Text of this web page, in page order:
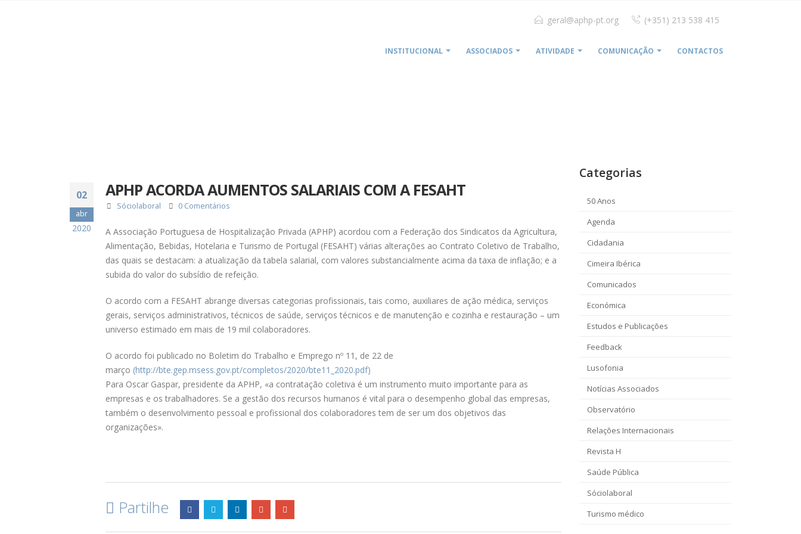
geral@aphp-pt.org (+351) 213 538 415
INSTITUCIONAL ASSOCIADOS ATIVIDADE COMUNICAÇÃO CONTACTOS
02
abr
2020
APHP ACORDA AUMENTOS SALARIAIS COM A FESAHT
Sóciolaboral 0 Comentários
A Associação Portuguesa de Hospitalização Privada (APHP) acordou com a Federação dos Sindicatos da Agricultura,
Alimentação, Bebidas, Hotelaria e Turismo de Portugal (FESAHT) várias alterações ao Contrato Coletivo de Trabalho,
das quais se destacam: a atualização da tabela salarial, com valores substancialmente acima da taxa de inflação; e a
subida do valor do subsídio de refeição.
O acordo com a FESAHT abrange diversas categorias profissionais, tais como, auxiliares de ação médica, serviços
gerais, serviços administrativos, técnicos de saúde, serviços técnicos e de manutenção e cozinha e restauração – um
universo estimado em mais de 19 mil colaboradores.
O acordo foi publicado no Boletim do Trabalho e Emprego nº 11, de 22 de
março (http://bte.gep.msess.gov.pt/completos/2020/bte11_2020.pdf)
Para Oscar Gaspar, presidente da APHP, «a contratação coletiva é um instrumento muito importante para as
empresas e os trabalhadores. Se a gestão dos recursos humanos é vital para o desempenho global das empresas,
também o desenvolvimento pessoal e profissional dos colaboradores tem de ser um dos objetivos das
organizações».
Partilhe
Categorias
50 Anos
Agenda
Cidadania
Cimeira Ibérica
Comunicados
Económica
Estudos e Publicações
Feedback
Lusofonia
Notícias Associados
Observatório
Relações Internacionais
Revista H
Saúde Pública
Sóciolaboral
Turismo médico